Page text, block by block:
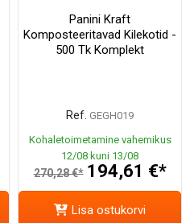
Panini Kraft
Komposteeritavad Kilekotid -
500 Tk Komplekt
Ref. GEGH019
Kohaletoimetamine vahemikus
12/08 kuni 13/08
270,28 €* 194,61 €*
Lisa ostukorvi